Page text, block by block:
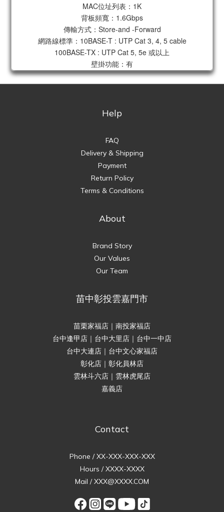
MAC位址列表：1K
背板頻寬：1.6Gbps
傳輸方式：Store-and -Forward
網路線標準：10BASE-T : UTP Cat 3, 4, 5 cable
100BASE-TX : UTP Cat 5, 5e 或以上
壁掛功能：有
Help
FAQ
Delivery & Shipping
Payment
Return Policy
Terms & Conditions
About
Brand Story
Our Values
Our Team
苗中彰投雲嘉門市
苗栗家福店｜南投家福店
台中逢甲店｜台中大里店｜台中一中店
台中大連店｜台中文心家福店
彰化店｜彰化員林店
雲林斗六店｜雲林虎尾店
嘉義店
Contact
Phone / XX-XXX-XXX-XXX
Hours / XXXX-XXXX
Mail / XXX@XXXX.COM